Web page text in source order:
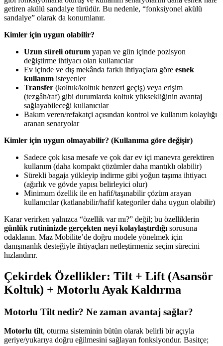
getiren akülü sandalye türüdür. Bu nedenle, “fonksiyonel akülü
sandalye” olarak da konumlanır.
Kimler için uygun olabilir?
Uzun süreli oturum yapan ve gün içinde pozisyon
değiştirme ihtiyacı olan kullanıcılar
Ev içinde ve dış mekânda farklı ihtiyaçlara göre esnek
kullanım isteyenler
Transfer (koltuk/koltuk benzeri geçiş) veya erişim
(tezgâh/raf) gibi durumlarda koltuk yüksekliğinin avantaj
sağlayabileceği kullanıcılar
Bakım veren/refakatçi açısından kontrol ve kullanım kolaylığı
aranan senaryolar
Kimler için uygun olmayabilir? (Kullanıma göre değişir)
Sadece çok kısa mesafe ve çok dar ev içi manevra gerektiren
kullanım (daha kompakt çözümler daha mantıklı olabilir)
Sürekli bagaja yükleyip indirme gibi yoğun taşıma ihtiyacı
(ağırlık ve gövde yapısı belirleyici olur)
Minimum özellik ile en hafif/taşınabilir çözüm arayan
kullanıcılar (katlanabilir/hafif kategoriler daha uygun olabilir)
Karar verirken yalnızca “özellik var mı?” değil; bu özelliklerin
günlük rutininizde gerçekten neyi kolaylaştırdığı sorusuna
odaklanın. Maz Mobilite’de doğru modele yönelmek için
danışmanlık desteğiyle ihtiyaçları netleştirmeniz seçim sürecini
hızlandırır.
Çekirdek Özellikler: Tilt + Lift (Asansör
Koltuk) + Motorlu Ayak Kaldırma
Motorlu Tilt nedir? Ne zaman avantaj sağlar?
Motorlu tilt, oturma sisteminin bütün olarak belirli bir açıyla
geriye/yukarıya doğru eğilmesini sağlayan fonksiyondur. Basitçe;